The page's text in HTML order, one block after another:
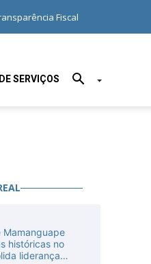
Fiscal
SERVIÇOS
Mamanguape
históricas no
liderança